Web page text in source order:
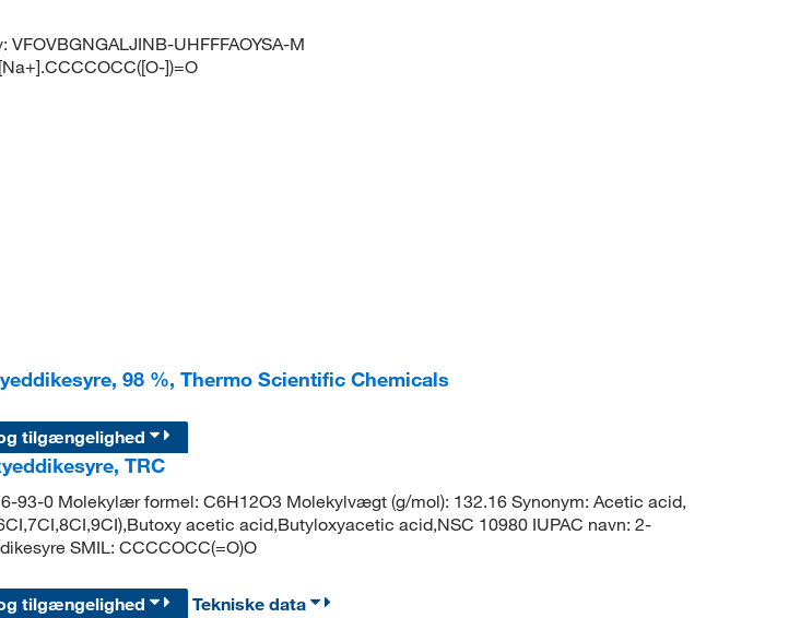
VFOVBGNGALJINB-UHFFFAOYSA-M
[Na+].CCCCOCC([O-])=O
98 %, Thermo Scientific Chemicals
tilgængelighed
TRC
93-0 Molekylær formel: C6H12O3 Molekylvægt (g/mol): 132.16 Synonym: Acetic acid,
acetic acid,Butyloxyacetic acid,NSC 10980 IUPAC navn: 2-
SMIL: CCCCOCC(=O)O
tilgængelighed
Tekniske data